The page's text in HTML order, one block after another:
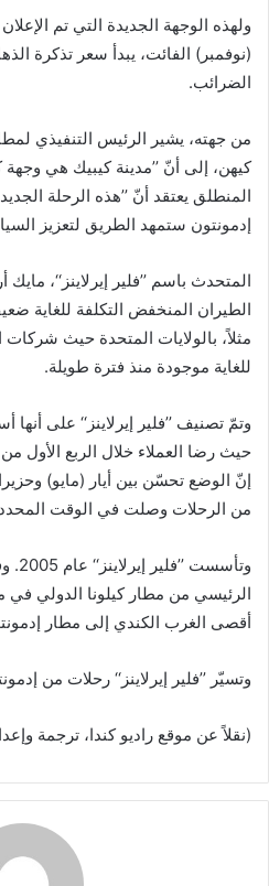
ولهذه الوجهة الجديدة التي تم
الضرائب.
من جهته، يشير الرئيس التنفيذي
كيهن، إلى أنّ ’’مدينة كيبيك هي وجهة
المنطلق يعتقد أنّ ’’هذه الرحلة
إدمونتون ستمهد الطريق لتعزيز
المتحدث باسم ’’فلير إيرلاينز‘‘،
الطيران المنخفض التكلفة للغاية
مثلاً، بالولايات المتحدة حيث
للغاية موجودة منذ فترة طويلة.
وتمّ تصنيف ’’فلير إيرلاينز‘‘ على
حيث رضا العملاء خلال الربع الأول
من الرحلات وصلت في الوقت
الرئيسي من مطار كيلونا الدولي في
أقصى الغرب الكندي إلى مطار
وتسيّر ’’فلير إيرلاينز‘‘ رحلات من إدمونتون إلى 15
(نقلاً عن موقع راديو كندا، ترجمة